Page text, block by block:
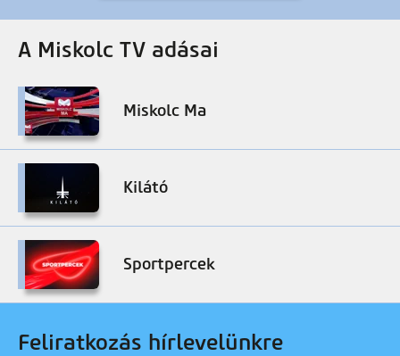
A Miskolc TV adásai
Miskolc Ma
Kilátó
Sportpercek
Feliratkozás hírlevelünkre